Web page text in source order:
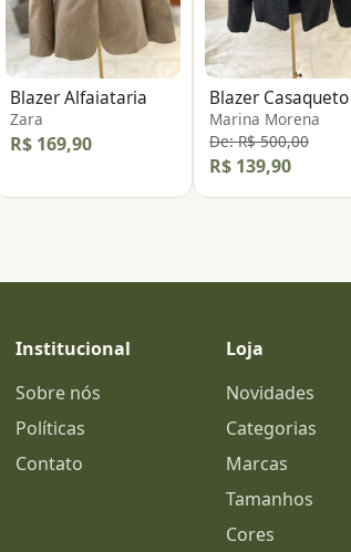
Blazer Alfaiataria
Zara
R$ 169,90
Marina Morena
De: R$ 500,00
R$ 139,90
Institucional
Sobre nós
Políticas
Contato
Loja
Novidades
Categorias
Marcas
Tamanhos
Cores